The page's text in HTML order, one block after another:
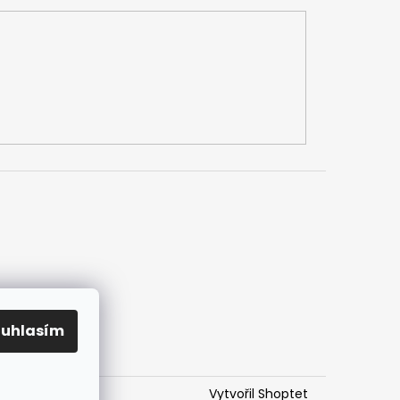
Vytvořil Shoptet